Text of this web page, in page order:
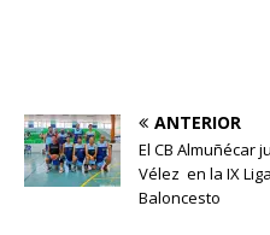
ANTERIOR
El CB Almuñécar
Vélez en la IX
Baloncesto